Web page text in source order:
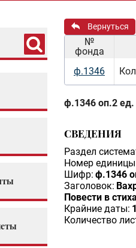
Вернуться
№
фонда
ф.1346
ф.1346 оп.2 ед.
СВЕДЕНИЯ
Раздел
Номер единицы
Шифр: ф.1346
Заголовок:
Повести в
Крайние даты:
Количество